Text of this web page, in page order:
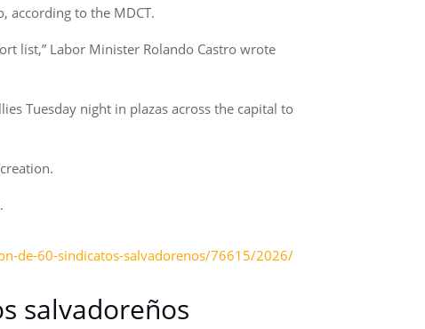
according to the MDCT.
list,” Labor Minister Rolando Castro wrote
Tuesday night in plazas across the capital to
de-60-sindicatos-salvadorenos/76615/2026/
salvadoreños